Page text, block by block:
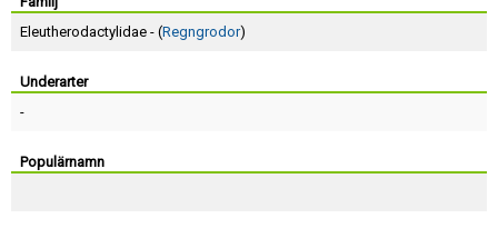
Eleutherodactylidae - (Regngrodor)
Underarter
-
Populärnamn